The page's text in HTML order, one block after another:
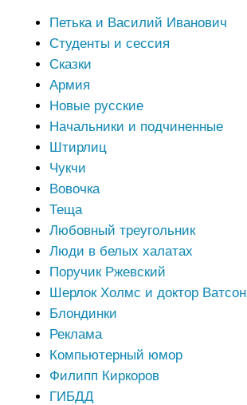
Петька и Василий Иванович
Студенты и сессия
Сказки
Армия
Новые русские
Начальники и подчиненные
Штирлиц
Чукчи
Вовочка
Теща
Любовный треугольник
Люди в белых халатах
Поручик Ржевский
Шерлок Холмс и доктор Ватсон
Блондинки
Реклама
Компьютерный юмор
Филипп Киркоров
ГИБДД